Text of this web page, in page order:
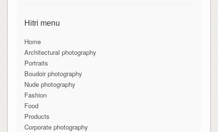
Hitri menu
Home
Architectural photography
Portraits
Boudoir photography
Nude photography
Fashion
Food
Products
Corporate photography